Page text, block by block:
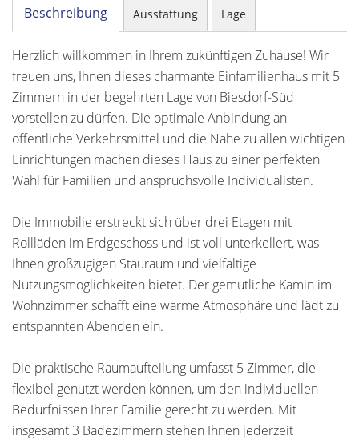
Beschreibung Ausstattung Lage
Herzlich willkommen in Ihrem zukünftigen Zuhause! Wir
freuen uns, Ihnen dieses charmante Einfamilienhaus mit 5
Zimmern in der begehrten Lage von Biesdorf-Süd
vorstellen zu dürfen. Die optimale Anbindung an
öffentliche Verkehrsmittel und die Nähe zu allen wichtigen
Einrichtungen machen dieses Haus zu einer perfekten
Wahl für Familien und anspruchsvolle Individualisten.
Die Immobilie erstreckt sich über drei Etagen mit
Rollläden im Erdgeschoss und ist voll unterkellert, was
Ihnen großzügigen Stauraum und vielfältige
Nutzungsmöglichkeiten bietet. Der gemütliche Kamin im
Wohnzimmer schafft eine warme Atmosphäre und lädt zu
entspannten Abenden ein.
Die praktische Raumaufteilung umfasst 5 Zimmer, die
flexibel genutzt werden können, um den individuellen
Bedürfnissen Ihrer Familie gerecht zu werden. Mit
insgesamt 3 Badezimmern stehen Ihnen jederzeit